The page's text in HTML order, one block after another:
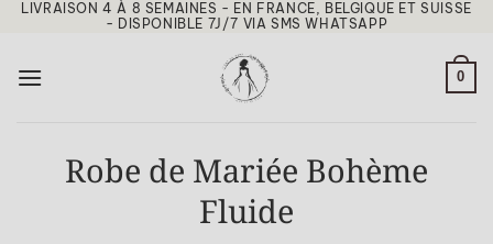
Passer
contenu
LIVRAISON 4 À 8 SEMAINES - EN FRANCE, BELGIQUE ET SUISSE
- DISPONIBLE 7J/7 VIA SMS WHATSAPP
0
Robe de Mariée Bohème
Fluide